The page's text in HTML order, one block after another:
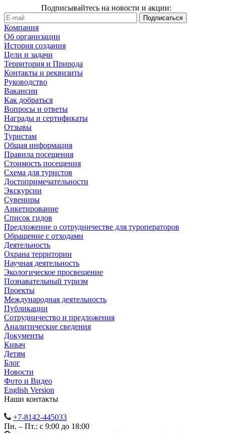
Подписывайтесь на новости и акции:
Компания
Об организации
История создания
Цели и задачи
Территория и Природа
Контакты и реквизиты
Руководство
Вакансии
Как добраться
Вопросы и ответы
Награды и сертификаты
Отзывы
Туристам
Общая информация
Правила посещения
Стоимость посещения
Схема для туристов
Достопримечательности
Экскурсии
Сувениры
Анкетирование
Список гидов
Предложение о сотрудничестве для туроператоров
Обращение с отходами
Деятельность
Охрана территории
Научная деятельность
Экологическое просвещение
Познавательный туризм
Проекты
Международная деятельность
Публикации
Сотрудничество и предложения
Аналитические сведения
Документы
Кивач
Детям
Блог
Новости
Фото и Видео
English Version
Наши контакты
+7-8142-445033
Пн. – Пт.: с 9:00 до 18:00